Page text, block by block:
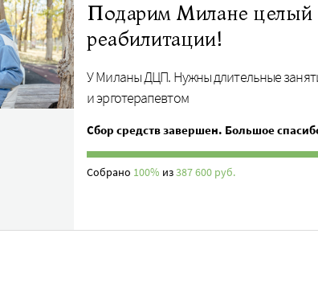
Подарим Милане целый
реабилитации!
У Миланы ДЦП. Нужны длительные
и эрготерапевтом
Сбор средств завершен. Большое
Собрано 100% из387 600 руб.